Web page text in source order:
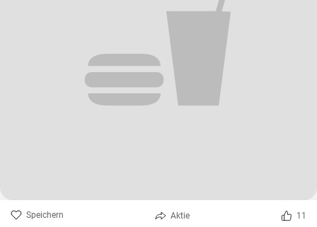
Speichern Aktie 11